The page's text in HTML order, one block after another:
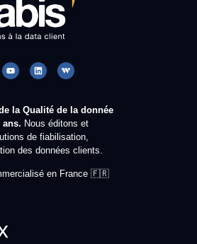
la Qualité de la donnée
Nous éditons et
de fiabilisation,
des données clients.
en France 🇫🇷